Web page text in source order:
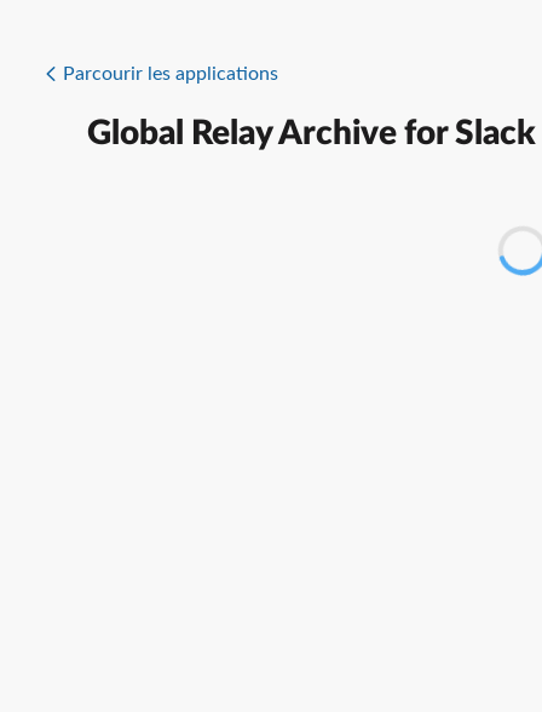
Parcourir les applications
Global Relay Archive for Slack